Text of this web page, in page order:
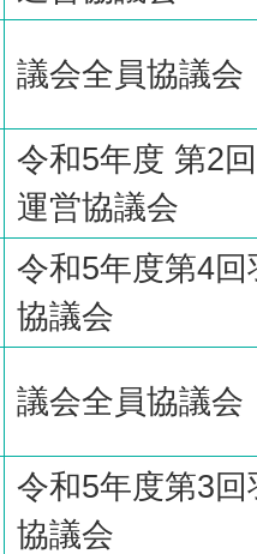
議会全員協議会
令和5年度 第2
運営協議会
令和5年度第4
協議会
議会全員協議会
令和5年度第3
協議会